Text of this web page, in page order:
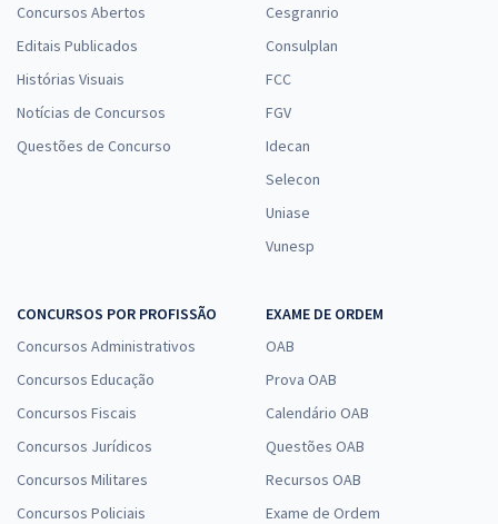
Concursos Abertos
Editais Publicados
Histórias Visuais
Notícias de Concursos
Questões de Concurso
Cesgranrio
Consulplan
FCC
FGV
Idecan
Selecon
Uniase
Vunesp
CONCURSOS POR PROFISSÃO
Concursos Administrativos
Concursos Educação
Concursos Fiscais
Concursos Jurídicos
Concursos Militares
Concursos Policiais
EXAME DE ORDEM
OAB
Prova OAB
Calendário OAB
Questões OAB
Recursos OAB
Exame de Ordem